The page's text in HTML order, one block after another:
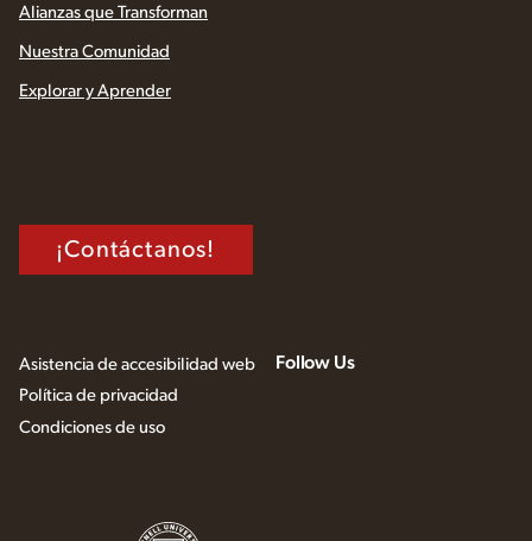
Alianzas que Transforman
Nuestra Comunidad
Explorar y Aprender
¡Contáctanos!
Asistencia de accesibilidad web
Política de privacidad
Condiciones de uso
Follow Us